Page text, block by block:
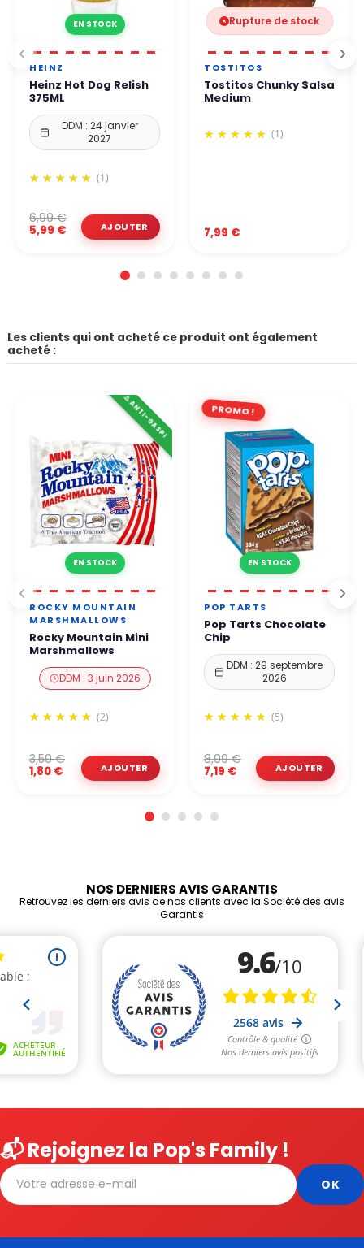
EN STOCK
HEINZ
Heinz Hot Dog Relish
375ML
DDM : 24 janvier
2027
(1)
5,99 €
6,99 €
Rupture de stock
TOSTITOS
Tostitos Chunky Salsa
Medium
(1)
7,99 €
Les clients qui ont acheté ce produit ont également
acheté :
EN STOCK
⚠️ ANTI-GASPI
ROCKY MOUNTAIN
MARSHMALLOWS
Rocky Mountain Mini
Marshmallows
DDM : 3 juin 2026
(2)
1,80 €
3,59 €
PROMO !
EN STOCK
POP TARTS
Pop Tarts Chocolate
Chip
DDM : 29 septembre
2026
(5)
7,19 €
8,99 €
NOS DERNIERS AVIS GARANTIS
Retrouvez les derniers avis de nos clients avec la Société des avis
Garantis
📬 Rejoignez la Pop's Family !